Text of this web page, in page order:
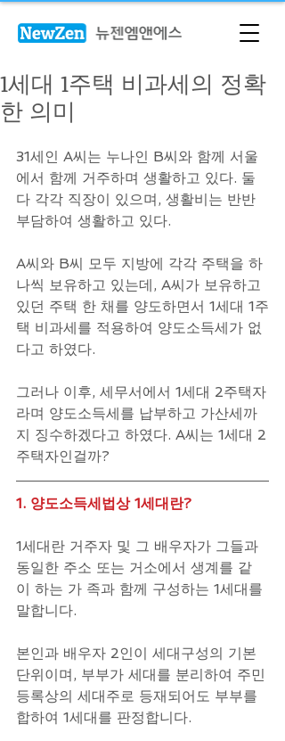
1세대 1주택 비과세의 정확
한 의미
31세인 A씨는 누나인 B씨와 함께 서울
에서 함께 거주하며 생활하고 있다. 둘
다 각각 직장이 있으며, 생활비는 반반
부담하여 생활하고 있다.
A씨와 B씨 모두 지방에 각각 주택을 하
나씩 보유하고 있는데, A씨가 보유하고
있던 주택 한 채를 양도하면서 1세대 1주
택 비과세를 적용하여 양도소득세가 없
다고 하였다.
그러나 이후, 세무서에서 1세대 2주택자
라며 양도소득세를 납부하고 가산세까
지 징수하겠다고 하였다. A씨는 1세대 2
주택자인걸까?
1. 양도소득세법상 1세대란?
1세대란 거주자 및 그 배우자가 그들과
동일한 주소 또는 거소에서 생계를 같
이 하는 가 족과 함께 구성하는 1세대를
말합니다.
본인과 배우자 2인이 세대구성의 기본
단위이며, 부부가 세대를 분리하여 주민
등록상의 세대주로 등재되어도 부부를
합하여 1세대를 판정합니다.